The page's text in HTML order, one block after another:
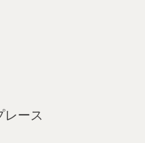
レース